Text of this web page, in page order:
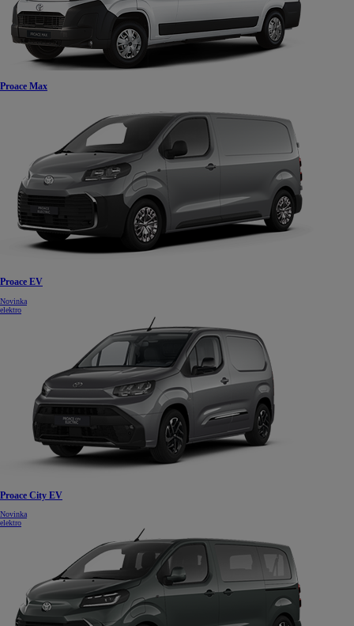
Proace Max
Proace EV
Novinka
elektro
Proace City EV
Novinka
elektro